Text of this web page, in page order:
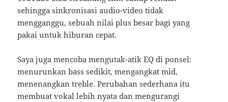
sehingga sinkronisasi audio-video tidak
mengganggu, sebuah nilai plus besar bagi yang
pakai untuk hiburan cepat.
Saya juga mencoba mengutak-atik EQ di ponsel:
menurunkan bass sedikit, mengangkat mid,
menenangkan treble. Perubahan sederhana itu
membuat vokal lebih nyata dan mengurangi